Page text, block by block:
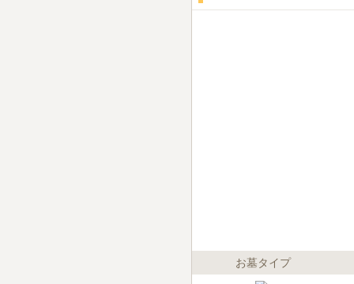
お墓タイプ